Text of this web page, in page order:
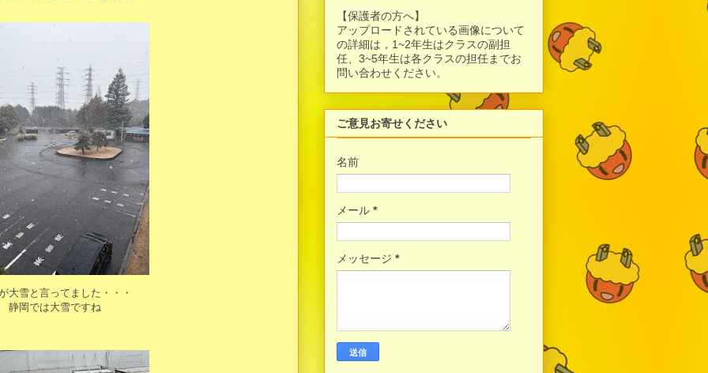
大雪と言ってました・・・
静岡では大雪ですね
【保護者の方へ】
アップロードされている画像について
の詳細は，1~2年生はクラスの副担
任、3~5年生は各クラスの担任までお
問い合わせください。
ご意見お寄せください
名前
メール *
メッセージ *